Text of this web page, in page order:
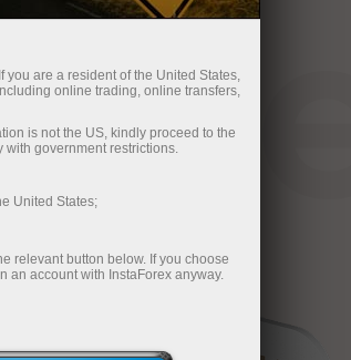
you are a resident of the United States,
online trading, online transfers,
is not the US, kindly proceed to the
with government restrictions.
United States;
relevant button below. If you choose
an account with InstaForex anyway.